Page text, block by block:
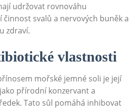
udržovat rovnováhu
svalů a nervových buněk a
zdraví.
vlastnosti
mořské jemné soli je její
přírodní konzervant a
Tato sůl pomáhá inhibovat